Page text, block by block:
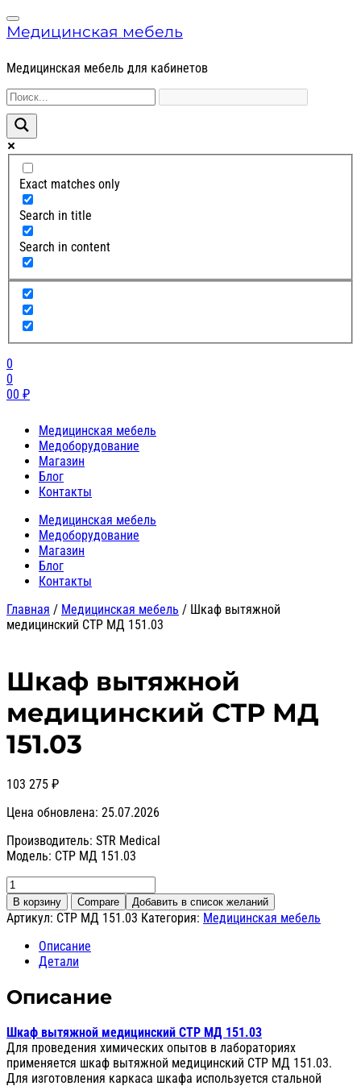
Skip
to
navigation
Skip
to
content
Menu
Медицинская мебель
Медицинская мебель для кабинетов
Exact matches only
Search in title
Search in content
0
0
00 ₽
Медицинская мебель
Медоборудование
Магазин
Блог
Контакты
Медицинская мебель
Медоборудование
Магазин
Блог
Контакты
Главная / Медицинская мебель / Шкаф вытяжной
медицинский СТР МД 151.03
Шкаф вытяжной
медицинский СТР МД
151.03
103 275 ₽
Цена обновлена: 25.07.2026
Производитель: STR Medical
Модель: СТР МД 151.03
Количество
товара
Шкаф
вытяжной
медицинский
СТР
151.03
В корзину Compare Добавить в список желаний
Артикул: СТР МД 151.03 Категория: Медицинская мебель
Описание
Детали
Описание
Шкаф вытяжной медицинский СТР МД 151.03
Для проведения химических опытов в лабораториях
применяется шкаф вытяжной медицинский СТР МД 151.03.
Для изготовления каркаса шкафа используется стальной